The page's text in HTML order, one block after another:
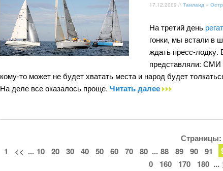
17.12.2009 // Таиланд »
На третий день
гонки, мы встали в
ждать пресс-лодку.
представляли: СМИ
кому-то может не будет хватать места и народ будет
На деле все оказалось проще. Читать далее
Страницы:
1
<< ... 10 20 30 40 50 60 70 80 ... 88 89 90 91
0
160 170 180 ...